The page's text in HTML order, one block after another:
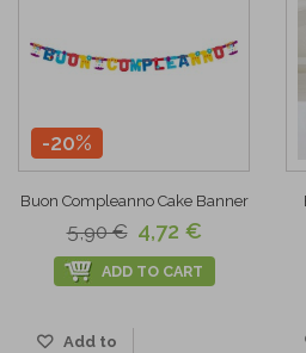
-20%
Buon Compleanno Cake Banner
5,90 € 4,72 €
ADD TO CART
Add to